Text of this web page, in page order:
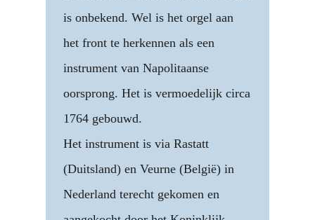
is onbekend. Wel is het orgel aan
het front te herkennen als een
instrument van Napolitaanse
oorsprong. Het is vermoedelijk circa
1764 gebouwd.
Het instrument is via Rastatt
(Duitsland) en Veurne (België) in
Nederland terecht gekomen en